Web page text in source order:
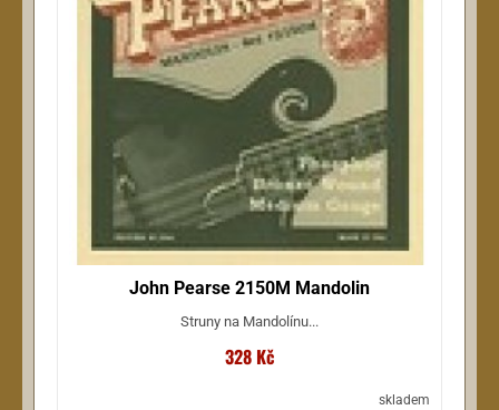
John Pearse 2150M Mandolin
Struny na Mandolínu...
328 Kč
skladem